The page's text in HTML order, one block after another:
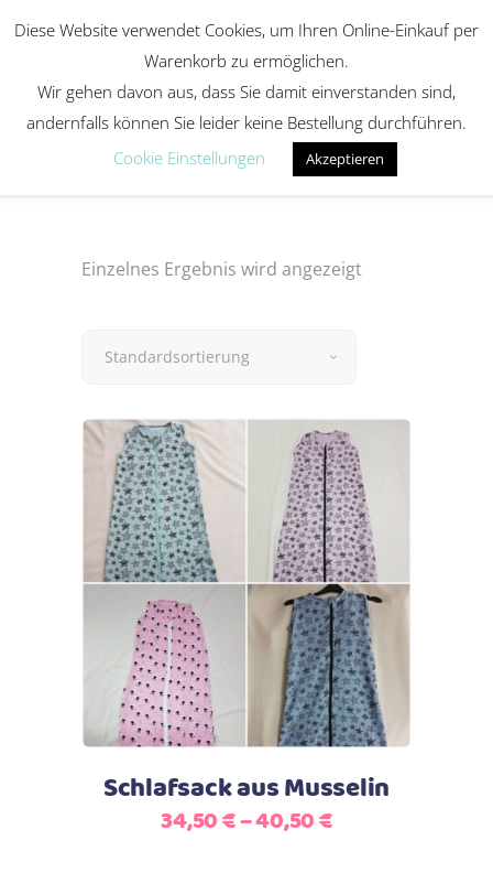
Musselin
Einzelnes Ergebnis wird angezeigt
Standardsortierung
Ausführung wählen
Dieses
Produkt
weist
mehrere
Varianten
auf.
Die
können
Schlafsack aus Musselin
34,50€–40,50€
Diese Website verwendet Cookies, um Ihren Online-Einkauf per
Warenkorb zu ermöglichen.
Wir gehen davon aus, dass Sie damit einverstanden sind,
andernfalls können Sie leider keine Bestellung durchführen.
Cookie Einstellungen
Akzeptieren